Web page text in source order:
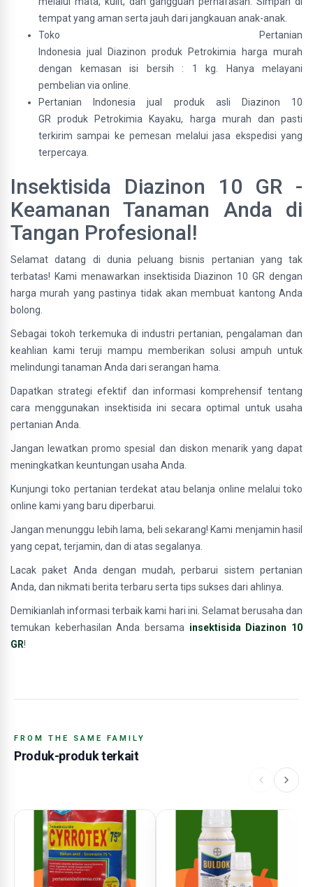
tempat yang aman serta jauh dari jangkauan anak-anak.
Toko Pertanian
Indonesia jual Diazinon produk Petrokimia harga murah
dengan kemasan isi bersih : 1 kg. Hanya melayani
pembelian via online.
Pertanian Indonesia jual produk asli Diazinon 10
GR produk Petrokimia Kayaku, harga murah dan pasti
terkirim sampai ke pemesan melalui jasa ekspedisi yang
terpercaya.
Insektisida Diazinon 10 GR -
Keamanan Tanaman Anda di
Tangan Profesional!
Selamat datang di dunia peluang bisnis pertanian yang tak
terbatas! Kami menawarkan insektisida Diazinon 10 GR dengan
harga murah yang pastinya tidak akan membuat kantong Anda
bolong.
Sebagai tokoh terkemuka di industri pertanian, pengalaman dan
keahlian kami teruji mampu memberikan solusi ampuh untuk
melindungi tanaman Anda dari serangan hama.
Dapatkan strategi efektif dan informasi komprehensif tentang
cara menggunakan insektisida ini secara optimal untuk usaha
pertanian Anda.
Jangan lewatkan promo spesial dan diskon menarik yang dapat
meningkatkan keuntungan usaha Anda.
Kunjungi toko pertanian terdekat atau belanja online melalui toko
online kami yang baru diperbarui.
Jangan menunggu lebih lama, beli sekarang! Kami menjamin hasil
yang cepat, terjamin, dan di atas segalanya.
Lacak paket Anda dengan mudah, perbarui sistem pertanian
Anda, dan nikmati berita terbaru serta tips sukses dari ahlinya.
Demikianlah informasi terbaik kami hari ini. Selamat berusaha dan
temukan keberhasilan Anda bersama insektisida Diazinon 10
GR!
FROM THE SAME FAMILY
Produk-produk terkait